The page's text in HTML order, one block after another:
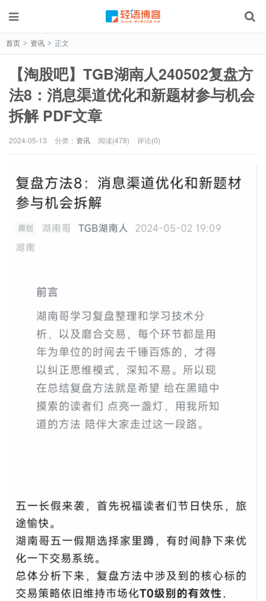
首页 > 资讯 > 正文
【淘股吧】TGB湖南人240502复盘方
法8：消息渠道优化和新题材参与机会
拆解 PDF文章
2024-05-13 分类： 资讯 阅读(478) 评论(0)